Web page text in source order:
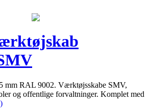
mm RAL 9002. Værktøjsskabe SMV,
og offentlige forvaltninger. Komplet med